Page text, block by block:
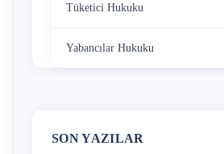
Tüketici Hukuku
Yabancılar Hukuku
SON YAZILAR